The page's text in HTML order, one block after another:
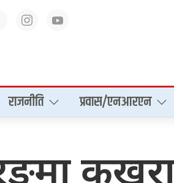
राजनीति प्रवास/एनआरएन